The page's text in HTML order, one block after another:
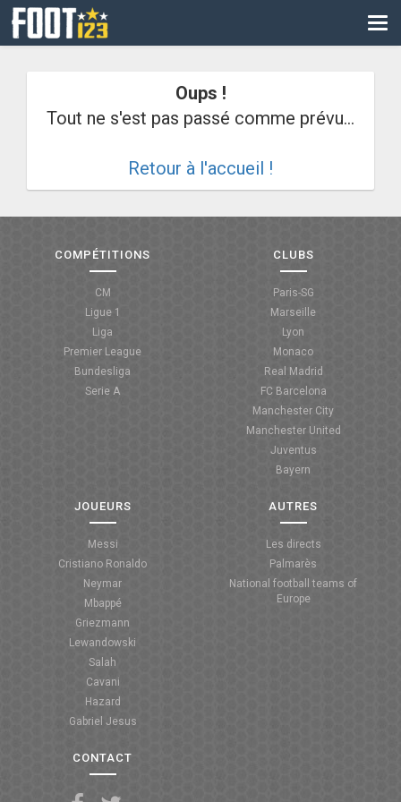
CM
COUPE DE FRANCE
COUPE DE LA LIGUE
Oups !
Tout ne s'est pas passé comme prévu...
Retour à l'accueil !
COMPÉTITIONS
CM
Ligue 1
Liga
Premier League
Bundesliga
Serie A
CLUBS
Paris-SG
Marseille
Lyon
Monaco
Real Madrid
FC Barcelona
Manchester City
Manchester United
Juventus
Bayern
JOUEURS
Messi
Cristiano Ronaldo
Neymar
Mbappé
Griezmann
Lewandowski
Salah
Cavani
Hazard
Gabriel Jesus
AUTRES
Les directs
Palmarès
National football teams of
Europe
CONTACT